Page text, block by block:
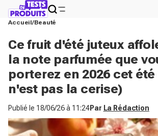
Accueil Beauté
Ce fruit d'été juteux
la note parfumée que
porterez en 2026 cet
n'est pas la cerise)
Publié le 18/06/26 à 11:24Par La Rédaction